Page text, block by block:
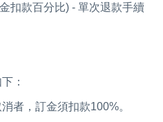
扣款百分比) - 單次退款手續
：
者，訂金須扣款100%。